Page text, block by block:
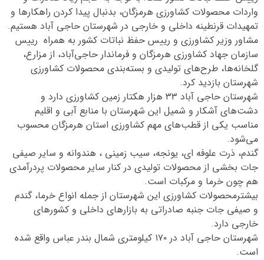
واردات محصولات کشاورزی هرمزگان، بدنبال پیدا کردن راهکارها و
تمهیدات قرنطینه داخلی و خارجی در شهرستان حاجی آباد هستیم.
مشاور وزیر کشاورزی و رییس حفظ نباتات کشور به همراه رییس
سازمان جهاد کشاورزی هرمزگان و فرماندار حاجی‌آباد، از مزارع،
گلخانه‌ها، طرح‌های تولیدی و بسته‌بندی محصولات کشاورزی
شهرستان بازدید کرد.
شهرستان حاجی آباد ۳۳ هزار هکتار زمین کشاورزی دارد و
دشت‌های آشکار و شمیل این شهرستان با منابع آبی و اقلیم
مناسب یکی از قطب‌های مهم کشاورزی استان هرمزگان محسوب
می‌شود.
گندم، ذرت علوفه ای، یونجه، سیب زمینی ، هندوانه و سایر صیفی
جات بخشی از محصولات تولیدی در کنار سایر محصولات پردرآمدی
هم چون خرما و مرکبات است.
بیشترمحصولات کشاورزی این شهرستان از جمله انواع خرما، گندم
و صیفی جات جنبه صادراتی به بازارهای داخلی و کشورهای
خارجی دارد.
شهرستان حاجی آباد در ۱۷۰ کیلومتری شمال بندر عباس واقع شده
است.